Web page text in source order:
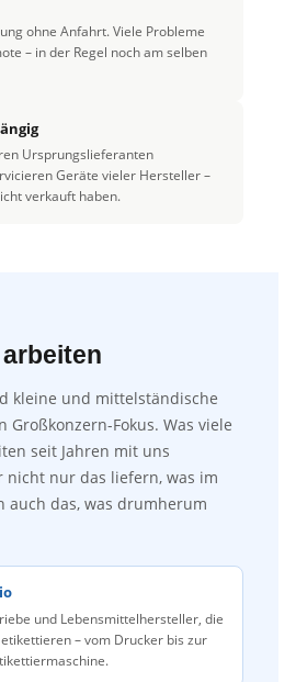
ohne Anfahrt. Viele Probleme
– in der Regel noch am selben
Ursprungslieferanten
Geräte vieler Hersteller –
verkauft haben.
kleine und mittelständische
Großkonzern-Fokus. Was viele
seit Jahren mit uns
nicht nur das liefern, was im
auch das, was drumherum
und Lebensmittelhersteller, die
– vom Drucker bis zur